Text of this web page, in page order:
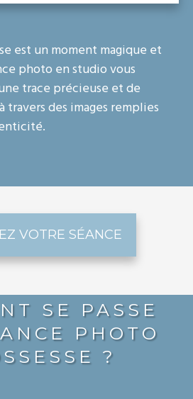
est un moment magique et
photo en studio vous
trace précieuse et de
travers des images remplies
VOTRE SÉANCE
SE PASSE
PHOTO
?